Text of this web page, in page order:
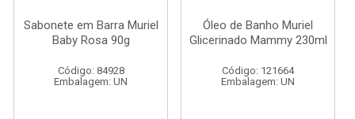
Sabonete em Barra Muriel
Baby Rosa 90g
Código: 84928
Embalagem: UN
Óleo de Banho Muriel
Glicerinado Mammy 230ml
Código: 121664
Embalagem: UN